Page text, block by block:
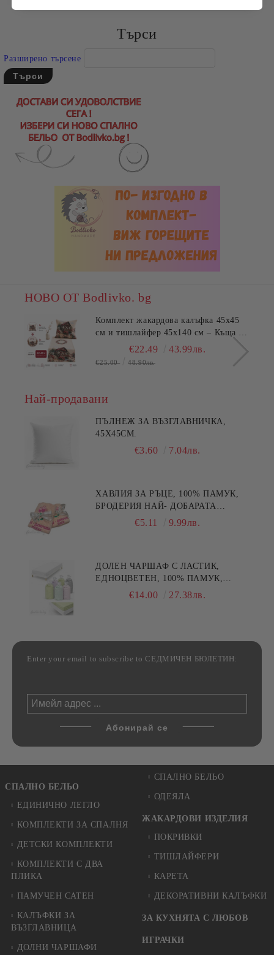
Търси
Разширено търсене
НОВО ОТ Bodlivko. bg
Комплект жакардова калъфка 45x45
см и тишлайфер 45x140 см – Къща с
€22.49 43.99лв.
€25.00 48.90лв.
Най-продавани
ПЪЛНЕЖ ЗА ВЪЗГЛАВНИЧКА,
45X45СМ.
€3.60 7.04лв.
ХАВЛИЯ ЗА РЪЦЕ, 100% ПАМУК,
БРОДЕРИЯ НАЙ- ДОБАРАТА
МАЙКА/БАБА , РАЗМЕР:
€5.11 9.99лв.
ДОЛЕН ЧАРШАФ С ЛАСТИК,
ЕДНОЦВЕТЕН, 100% ПАМУК,
РАЗЛИЧНИ РАЗМЕРИ
€14.00 27.38лв.
Enter your email to subscribe to СЕДМИЧЕН БЮЛЕТИН:
СПАЛНО БЕЛЬО
ЕДИНИЧНО ЛЕГЛО
КОМПЛЕКТИ ЗА СПАЛНЯ
ДЕТСКИ КОМПЛЕКТИ
КОМПЛЕКТИ С ДВА
ПЛИКА
ПАМУЧЕН САТЕН
КАЛЪФКИ ЗА
ВЪЗГЛАВНИЦА
ДОЛНИ ЧАРШАФИ
СПАЛНО БЕЛЬО
ОДЕЯЛА
ЖАКАРДОВИ ИЗДЕЛИЯ
ПОКРИВКИ
ТИШЛАЙФЕРИ
КАРЕТА
ДЕКОРАТИВНИ КАЛЪФКИ
ЗА КУХНЯТА С ЛЮБОВ
ИГРАЧКИ